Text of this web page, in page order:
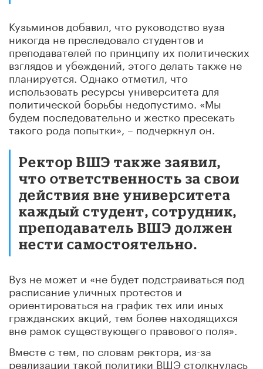
Кузьминов добавил, что руководство вуза
никогда не преследовало студентов и
преподавателей по принципу их политических
взглядов и убеждений, этого делать также не
планируется. Однако отметил, что
использовать ресурсы университета для
политической борьбы недопустимо. «Мы
будем последовательно и жестко пресекать
такого рода попытки», – подчеркнул он.
Ректор ВШЭ также заявил,
что ответственность за свои
действия вне университета
каждый студент, сотрудник,
преподаватель ВШЭ должен
нести самостоятельно.
Вуз не может и «не будет подстраиваться под
расписание уличных протестов и
ориентироваться на график тех или иных
гражданских акций, тем более находящихся
вне рамок существующего правового поля».
Вместе с тем, по словам ректора, из-за
реализации такой политики ВШЭ столкнулась